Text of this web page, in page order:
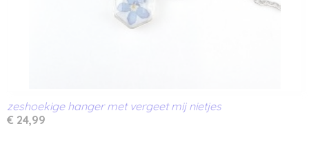
zeshoekige hanger met vergeet mij nietjes
€ 24,99